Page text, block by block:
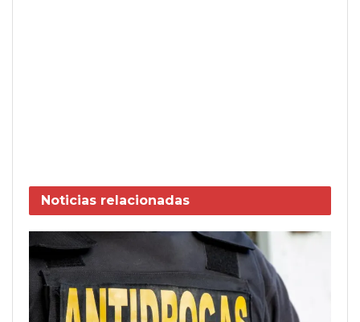
Noticias relacionadas